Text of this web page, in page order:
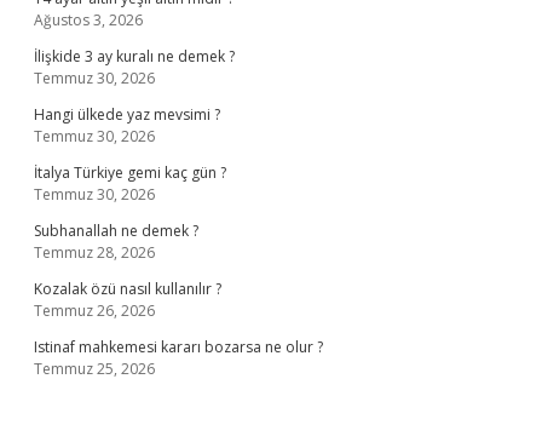
Ağustos 3, 2026
İlişkide 3 ay kuralı ne demek ?
Temmuz 30, 2026
Hangi ülkede yaz mevsimi ?
Temmuz 30, 2026
İtalya Türkiye gemi kaç gün ?
Temmuz 30, 2026
Subhanallah ne demek ?
Temmuz 28, 2026
Kozalak özü nasıl kullanılır ?
Temmuz 26, 2026
Istinaf mahkemesi kararı bozarsa ne olur ?
Temmuz 25, 2026